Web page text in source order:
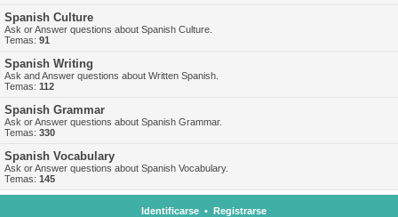
Spanish Culture
Ask or Answer questions about Spanish Culture.
Temas: 91
Spanish Writing
Ask and Answer questions about Written Spanish.
Temas: 112
Spanish Grammar
Ask or Answer questions about Spanish Grammar.
Temas: 330
Spanish Vocabulary
Ask or Answer questions about Spanish Vocabulary.
Temas: 145
Identificarse• Registrarse